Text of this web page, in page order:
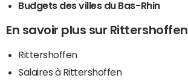
Budgets des villes du Bas-Rhin
En savoir plus sur Rittershoffen
Rittershoffen
Salaires à Rittershoffen